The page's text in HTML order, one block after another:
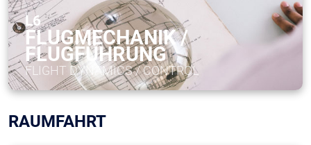
L6
FLUGMECHANIK /
FLUGFÜHRUNG
FLIGHT DYNAMICS / CONTROL
RAUMFAHRT